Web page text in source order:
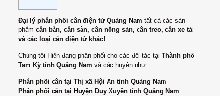
Đại lý phân phối cân điện tử Quảng Nam tất cả các sản
phẩm cân bàn, cân sàn, cân nông sản, cân treo, cân xe tải
và các loại cân điện tử khác!
Chúng tôi Hiện đang phân phối cho các đối tác tại Thành phố
Tam Kỳ tỉnh Quảng Nam và các huyện như:
Phân phối cân tại Thị xã Hội An tỉnh Quảng Nam
Phân phối cân tại Huyện Duy Xuyên tỉnh Quảng Nam